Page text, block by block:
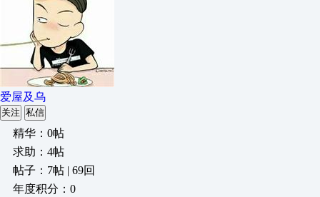
爱屋及乌
关注 私信
精华：0帖
求助：4帖
帖子：7帖 | 69回
年度积分：0